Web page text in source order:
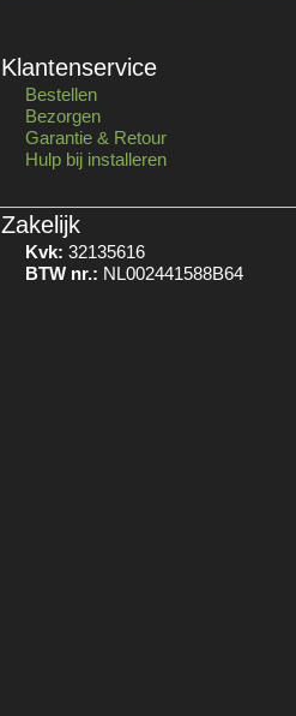
Klantenservice
Bestellen
Bezorgen
Garantie & Retour
Hulp bij installeren
Zakelijk
Kvk: 32135616
BTW nr.: NL002441588B64